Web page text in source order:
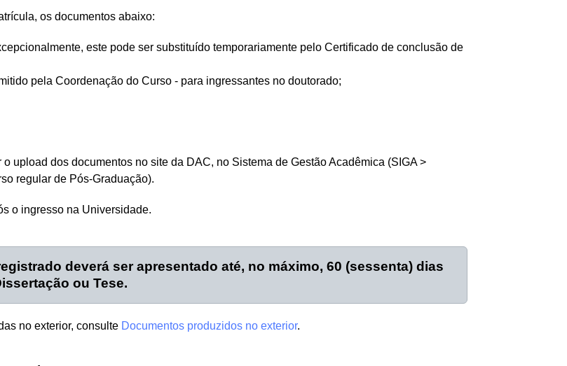
os documentos abaixo:
este pode ser substituído temporariamente pelo Certificado de conclusão de
pela Coordenação do Curso - para ingressantes no doutorado;
upload dos documentos no site da DAC, no Sistema de Gestão Acadêmica (SIGA >
regular de Pós-Graduação).
o ingresso na Universidade.
deverá ser apresentado até, no máximo, 60 (sessenta) dias
ou Tese.
no exterior, consulte Documentos produzidos no exterior.